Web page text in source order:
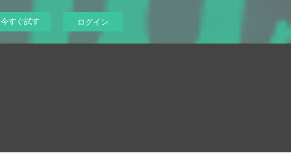
今すぐ試す ログイン